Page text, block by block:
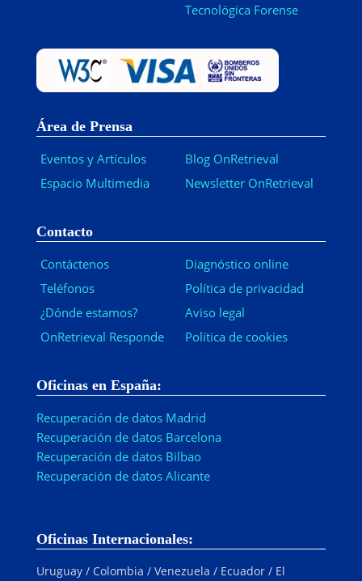
Tecnológica Forense
Área de Prensa
Eventos y Artículos
Espacio Multimedia
Blog OnRetrieval
Newsletter OnRetrieval
Contacto
Contáctenos
Teléfonos
¿Dónde estamos?
OnRetrieval Responde
Diagnóstico online
Política de privacidad
Aviso legal
Política de cookies
Oficinas en España:
Recuperación de datos Madrid
Recuperación de datos Barcelona
Recuperación de datos Bilbao
Recuperación de datos Alicante
Oficinas Internacionales:
Uruguay / Colombia / Venezuela / Ecuador / El